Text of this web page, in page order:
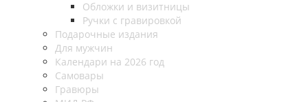
Обложки и визитницы
Ручки с гравировкой
Подарочные издания
Для мужчин
Календари на 2026 год
Самовары
Гравюры